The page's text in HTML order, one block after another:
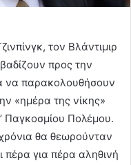
τον Βλάντιμιρ
προς την
να παρακολουθήσουν
«ημέρα της νίκης»
Παγκοσμίου Πολέμου.
θα θεωρούνταν
για πέρα αληθινή